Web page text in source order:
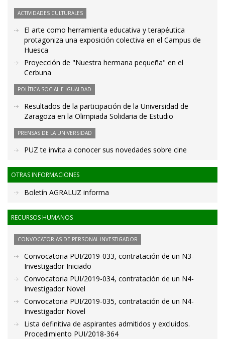
ACTIVIDADES CULTURALES
El arte como herramienta educativa y terapéutica
protagoniza una exposición colectiva en el Campus de
Huesca
Proyección de "Nuestra hermana pequeña" en el
Cerbuna
POLÍTICA SOCIAL E IGUALDAD
Resultados de la participación de la Universidad de
Zaragoza en la Olimpiada Solidaria de Estudio
PRENSAS DE LA UNIVERSIDAD
PUZ te invita a conocer sus novedades sobre cine
OTRAS INFORMACIONES
Boletín AGRALUZ informa
RECURSOS HUMANOS
CONVOCATORIAS DE PERSONAL INVESTIGADOR
Convocatoria PUI/2019-033, contratación de un N3-
Investigador Iniciado
Convocatoria PUI/2019-034, contratación de un N4-
Investigador Novel
Convocatoria PUI/2019-035, contratación de un N4-
Investigador Novel
Lista definitiva de aspirantes admitidos y excluidos.
Procedimiento PUI/2018-364